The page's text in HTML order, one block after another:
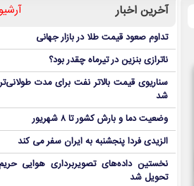
آخرین اخبار
تداوم صعود قیمت طلا در بازار جهانی
ناترازی بنزین در تیرماه چقدر بود؟
سناریوی قیمت بالاتر نفت برای مدت
شد
وضعیت دما و بارش کشور تا ۸ شهریور
الزیدی فردا پنجشنبه به ایران سفر می کند
نخستین داده‌های تصویربرداری هوایی
تحویل شد